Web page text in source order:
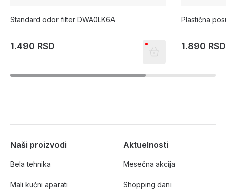
Standard odor filter DWA0LK6A
1.490 RSD
Plastična
1.890 RSD
Naši proizvodi
Bela tehnika
Mali kućni aparati
Aktuelnosti
Mesečna akcija
Shopping dani